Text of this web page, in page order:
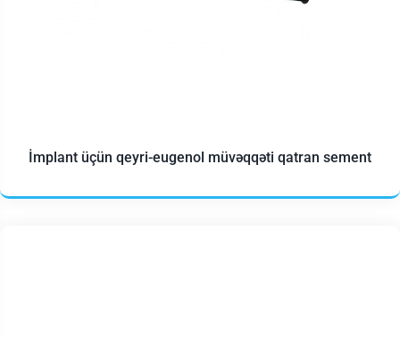
İmplant üçün qeyri-eugenol müvəqqəti qatran sement